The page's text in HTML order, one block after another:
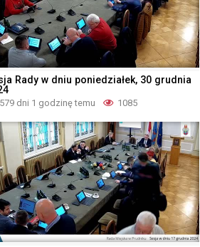
Rady w dniu poniedziałek, 30 grudnia
579 dni 1 godzinę temu 1085